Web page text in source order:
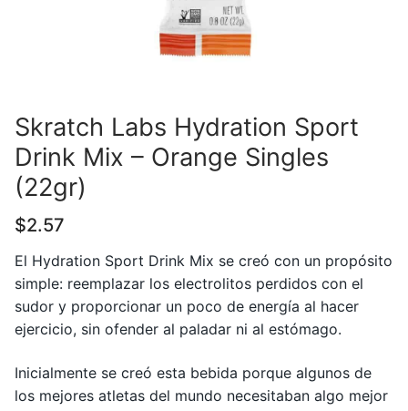
Skratch Labs Hydration Sport
Drink Mix – Orange Singles
(22gr)
$2.57
El Hydration Sport Drink Mix se creó con un propósito
simple: reemplazar los electrolitos perdidos con el
sudor y proporcionar un poco de energía al hacer
ejercicio, sin ofender al paladar ni al estómago.
Inicialmente se creó esta bebida porque algunos de
los mejores atletas del mundo necesitaban algo mejor